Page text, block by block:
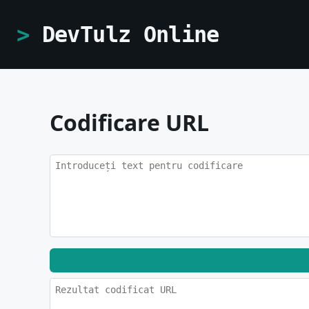
DevTulz Online
Codificare URL